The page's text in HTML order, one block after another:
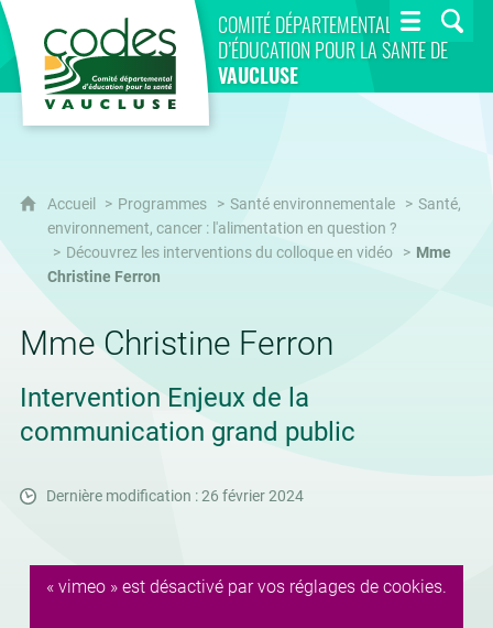
COMITÉ DÉPARTEMENTAL
D’ÉDUCATION POUR LA SANTÉ DE
VAUCLUSE
CoDES 84
Accueil Programmes Santé environnementale
Santé,
environnement, cancer : l'alimentation en question ?
Découvrez les interventions du colloque en vidéo
Mme
Christine Ferron
Mme Christine Ferron
Intervention Enjeux de la
communication grand public
Dernière modification : 26 février 2024
« vimeo » est désactivé par vos réglages de cookies.